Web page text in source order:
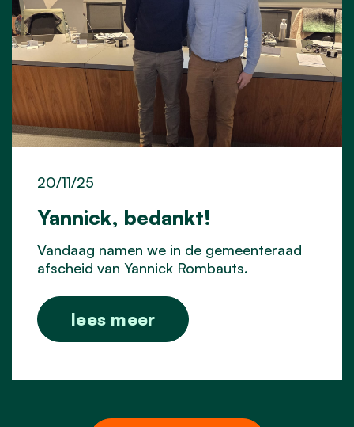
Yannick, bedankt!
20/11/25
Vandaag namen we in de gemeenteraad
afscheid van Yannick Rombauts.
lees meer